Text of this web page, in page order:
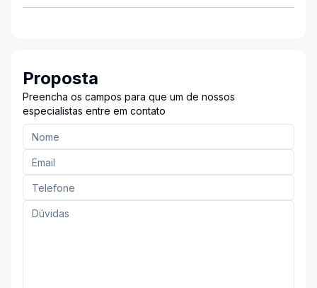
Proposta
Preencha os campos para que um de nossos
especialistas entre em contato